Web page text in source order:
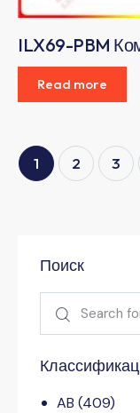
ILX69-PBM
Read more
1 2 3
Поиск
AB (409)